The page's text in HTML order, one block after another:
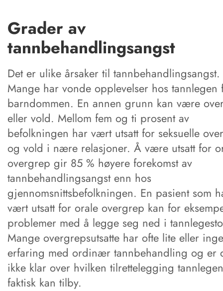
Grader av
tannbehandlingsangst
Det er ulike årsaker til tannbehandlingsangst.
Mange har vonde opplevelser hos tannlegen
barndommen. En annen grunn kan være
eller vold. Mellom fem og ti prosent av
befolkningen har vært utsatt for seksuelle
og vold i nære relasjoner. Å være utsatt for
overgrep gir 85 % høyere forekomst av
tannbehandlingsangst enn hos
gjennomsnittsbefolkningen. En pasient som
vært utsatt for orale overgrep kan for
problemer med å legge seg ned i
Mange overgrepsutsatte har ofte lite eller
erfaring med ordinær tannbehandling og er
ikke klar over hvilken tilrettelegging tannlegen
faktisk kan tilby.